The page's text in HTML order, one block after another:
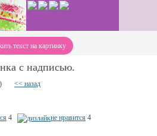
текст на картинку
с надписью.
<< назад
4 не нравится 4